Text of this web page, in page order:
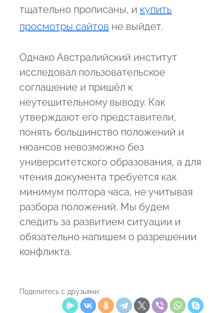
тщательно прописаны, и купить
просмотры сайтов не выйдет.
Однако Австралийский институт
исследовал пользовательское
соглашение и пришёл к
неутешительному выводу. Как
утверждают его представители,
понять большинство положений и
нюансов невозможно без
университетского образования, а для
чтения документа требуется как
минимум полтора часа, не учитывая
разбора положений. Мы будем
следить за развитием ситуации и
обязательно напишем о разрешении
конфликта.
Поделитесь с друзьями: